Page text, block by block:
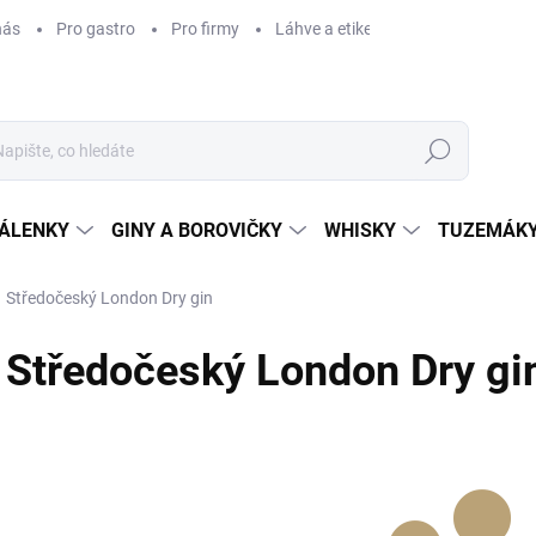
Pro gastro Pro firmy Láhve a etikety na míru
Hledat
GINY A BOROVIČKY WHISKY
Středočeský London Dry gin
Středočeský London Dry